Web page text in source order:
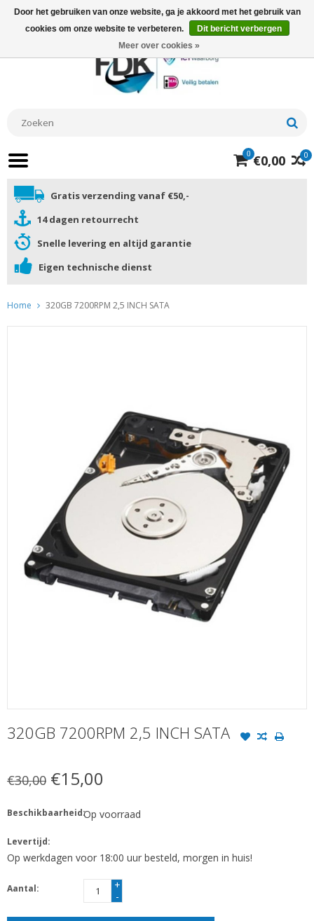
0
0 €0,00
Gratis verzending vanaf €50,-
14 dagen retourrecht
Snelle levering en altijd garantie
Eigen technische dienst
Home 320GB 7200RPM 2,5 INCH SATA
320GB 7200RPM 2,5 INCH SATA
€30,00 €15,00
Beschikbaarheid:Op voorraad
Levertijd:
Op werkdagen voor 18:00 uur besteld, morgen in huis!
Aantal:
+
-
Door het gebruiken van onze website, ga je akkoord met het gebruik van
cookies om onze website te verbeteren.
Dit bericht verbergen
Meer over cookies »